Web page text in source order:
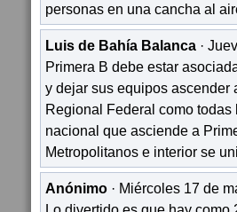
personas en una cancha al
Luis de Bahía Balanca ·
Primera B debe estar
y dejar sus equipos ascender
Regional Federal como
nacional que asciende a
Metropolitanos e interior se
Anónimo · Miércoles 17 de